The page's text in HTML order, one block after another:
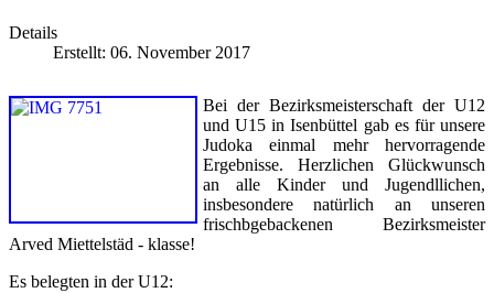
Details
Erstellt: 06. November 2017
Bei der Bezirksmeisterschaft der U12
und U15 in Isenbüttel gab es für unsere
Judoka einmal mehr hervorragende
Ergebnisse. Herzlichen Glückwunsch
an alle Kinder und Jugendllichen,
insbesondere natürlich an unseren
frischbgebackenen Bezirksmeister
Arved Miettelstäd - klasse!
Es belegten in der U12: